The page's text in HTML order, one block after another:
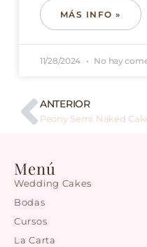
MÁS INFO »
11/28/2024 No hay
ANTERIOR
Peony Semi Naked
Siguiente
Menú
Wedding Cakes
Bodas
Cursos
La Carta